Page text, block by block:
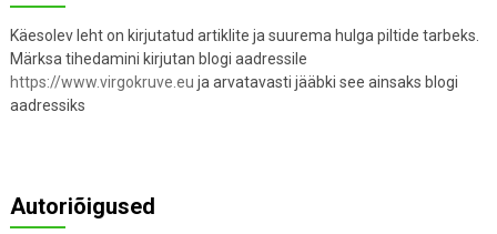
Käesolev leht on kirjutatud artiklite ja suurema hulga piltide tarbeks.
Märksa tihedamini kirjutan blogi aadressile
https://www.virgokruve.eu ja arvatavasti jääbki see ainsaks blogi
aadressiks
Autoriõigused